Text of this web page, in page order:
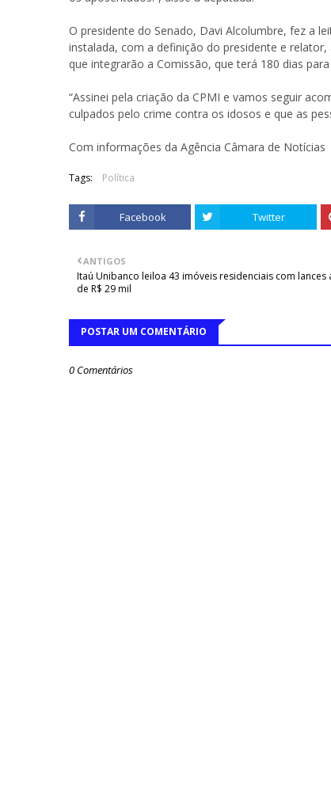
O presidente do Senado, Davi Alcolumbre, fez a
instalada, com a definição do presidente e
que integrarão a Comissão, que terá 180 dias
“Assinei pela criação da CPMI e vamos seguir
culpados pelo crime contra os idosos e que as
Com informações da Agência Câmara de Notícias
Tags: Política
Facebook Twitter
ANTIGOS
Itaú Unibanco leiloa 43 imóveis residenciais com lances
de R$ 29 mil
POSTAR UM COMENTÁRIO
0 Comentários